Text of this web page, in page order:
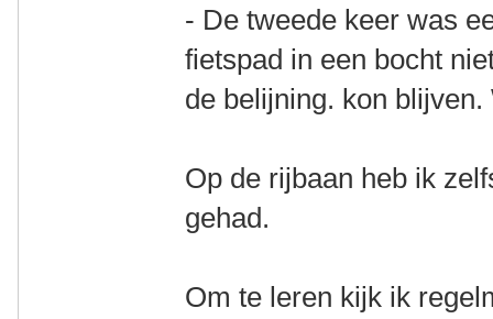
- De tweede keer was
fietspad in een bocht
de belijning. kon
Op de rijbaan heb ik
gehad.
Om te leren kijk ik